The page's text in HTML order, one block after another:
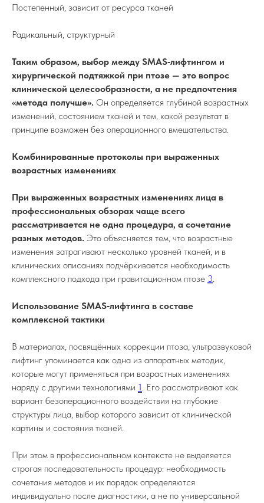
Постепенный, зависит от ресурса тканей
Радикальный, структурный
Таким образом, выбор между SMAS‑лифтингом и
хирургической подтяжкой при птозе — это вопрос
клинической целесообразности, а не предпочтения
«метода получше». Он определяется глубиной возрастных
изменений, состоянием тканей и тем, какой результат в
принципе возможен без операционного вмешательства.
Комбинированные протоколы при выраженных
возрастных изменениях
При выраженных возрастных изменениях лица в
профессиональных обзорах чаще всего
рассматривается не одна процедура, а сочетание
разных методов. Это объясняется тем, что возрастные
изменения затрагивают несколько уровней тканей, и в
клинических описаниях подчёркивается необходимость
комплексного подхода при гравитационном птозе 3.
Использование SMAS‑лифтинга в составе
комплексной тактики
В материалах, посвящённых коррекции птоза, ультразвуковой
лифтинг упоминается как одна из аппаратных методик,
которые могут применяться при возрастных изменениях
наряду с другими технологиями 1. Его рассматривают как
вариант безоперационного воздействия на глубокие
структуры лица, выбор которого зависит от клинической
картины и состояния тканей.
При этом в профессиональном контексте не выделяется
строгая последовательность процедур: необходимость
сочетания методов и их порядок определяются
индивидуально после диагностики, а не по универсальной
+7 978 025 25 45
Севастополь
ул. Колобова, д. 21Б, пом. 12
Симферополь
Клиника эстетической косметологии в
Крыму